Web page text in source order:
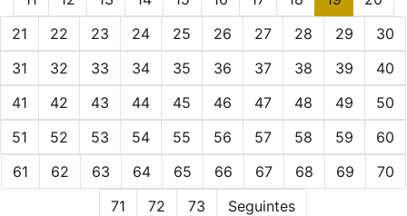
21
22 23 24 25 26 27 28 29
30
31
32 33 34 35 36 37 38 39
40
41
42 43 44 45 46 47 48 49
50
51
52 53 54 55 56 57 58 59
60
61
62 63 64 65 66 67 68 69
70
71
72 73 Seguintes